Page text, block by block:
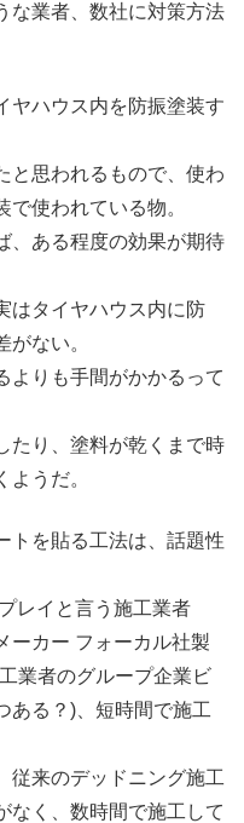
な業者、数社に対策方法
ヤハウス内を防振塗装す
と思われるもので、使わ
使われている物。
、ある程度の効果が期待
はタイヤハウス内に防
ない。
よりも手間がかかるって
たり、塗料が乾くまで時
うだ。
トを貼る工法は、話題性
レイと言う施工業者
ーカー フォーカル社製
業者のグループ企業ビ
ある？)、短時間で施工
従来のデッドニング施工
なく、数時間で施工して